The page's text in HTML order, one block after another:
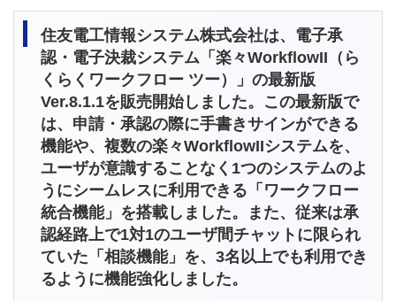
住友電工情報システム株式会社は、電子承
認・電子決裁システム「楽々WorkflowII（ら
くらくワークフロー ツー）」の最新版
Ver.8.1.1を販売開始しました。この最新版で
は、申請・承認の際に手書きサインができる
機能や、複数の楽々WorkflowIIシステムを、
ユーザが意識することなく1つのシステムのよ
うにシームレスに利用できる「ワークフロー
統合機能」を搭載しました。また、従来は承
認経路上で1対1のユーザ間チャットに限られ
ていた「相談機能」を、3名以上でも利用でき
るように機能強化しました。